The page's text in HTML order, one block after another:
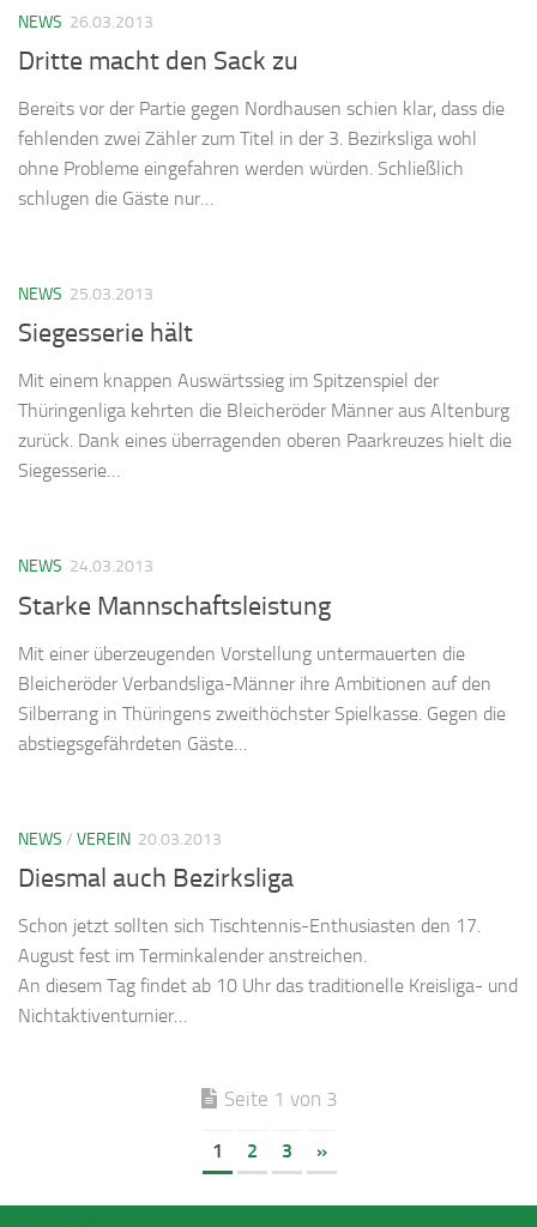
NEWS 26.03.2013
Dritte macht den Sack zu
Bereits vor der Partie gegen Nordhausen schien klar, dass die
fehlenden zwei Zähler zum Titel in der 3. Bezirksliga wohl
ohne Probleme eingefahren werden würden. Schließlich
schlugen die Gäste nur…
NEWS 25.03.2013
Siegesserie hält
Mit einem knappen Auswärtssieg im Spitzenspiel der
Thüringenliga kehrten die Bleicheröder Männer aus Altenburg
zurück. Dank eines überragenden oberen Paarkreuzes hielt die
Siegesserie…
NEWS 24.03.2013
Starke Mannschaftsleistung
Mit einer überzeugenden Vorstellung untermauerten die
Bleicheröder Verbandsliga-Männer ihre Ambitionen auf den
Silberrang in Thüringens zweithöchster Spielkasse. Gegen die
abstiegsgefährdeten Gäste…
NEWS / VEREIN 20.03.2013
Diesmal auch Bezirksliga
Schon jetzt sollten sich Tischtennis-Enthusiasten den 17.
August fest im Terminkalender anstreichen.
An diesem Tag findet ab 10 Uhr das traditionelle Kreisliga- und
Nichtaktiventurnier…
Seite 1 von 3
1 2 3 »